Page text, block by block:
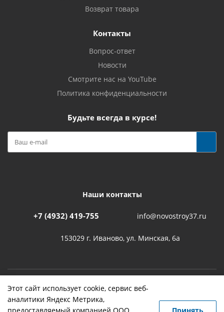
Возврат товара
Контакты
Вопрос-ответ
Новости
Смотрите нас на YouTube
Политика конфиденциальности
Будьте всегда в курсе!
Наши контакты
+7 (4932) 419-755 info@novostroy37.ru
153029 г. Иваново, ул. Минская, 6а
-разработка,продвижение сайта
Этот сайт использует cookie, сервис веб-
аналитики Яндекс Метрика,